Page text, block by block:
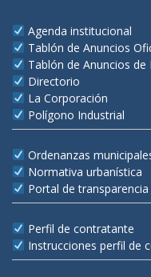
Agenda institucional
Tablón de Anuncios
Tablón de Anuncios de
Directorio
La Corporación
Polígono Industrial
Ordenanzas
Normativa urbanística
Portal de transparencia
Perfil de contratante
Instrucciones perfil de